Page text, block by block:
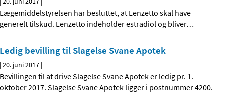
Lægemiddelstyrelsen har besluttet, at Lenzetto skal have
generelt tilskud. Lenzetto indeholder estradiol og bliver…
Ledig bevilling til Slagelse Svane Apotek
|20. juni 2017 |
Bevillingen til at drive Slagelse Svane Apotek er ledig pr. 1.
oktober 2017. Slagelse Svane Apotek ligger i postnummer 4200.